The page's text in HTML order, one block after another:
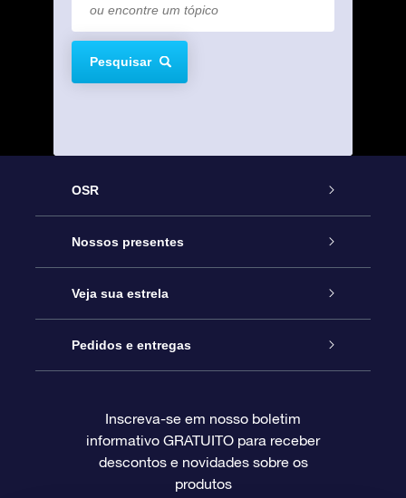
Pesquisar
OSR
Serviço
Entre em contato conosco
Blog
Avaliações
Nossos presentes
Presente estrelar on-line
Pacote de presente da OSR
O cartão de presente da OSR
Presentes corporativos
Veja sua estrela
Star Register
Página estelar personalizada
Pedidos e entregas
Informações de pagamento
Inscreva-se em nosso boletim
informativo GRATUITO para receber
descontos e novidades sobre os
produtos